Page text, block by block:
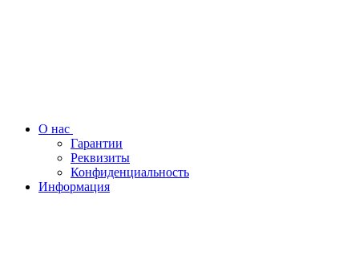
О нас
Гарантии
Реквизиты
Конфиденциальность
Информация